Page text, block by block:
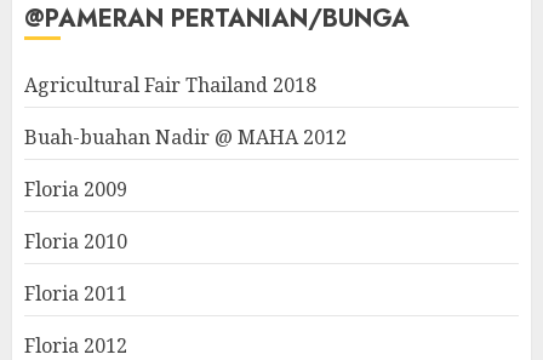
@PAMERAN PERTANIAN/BUNGA
Agricultural Fair Thailand 2018
Buah-buahan Nadir @ MAHA 2012
Floria 2009
Floria 2010
Floria 2011
Floria 2012